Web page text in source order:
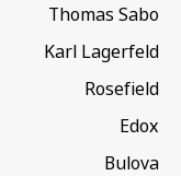
Thomas Sabo
Karl Lagerfeld
Rosefield
Edox
Bulova